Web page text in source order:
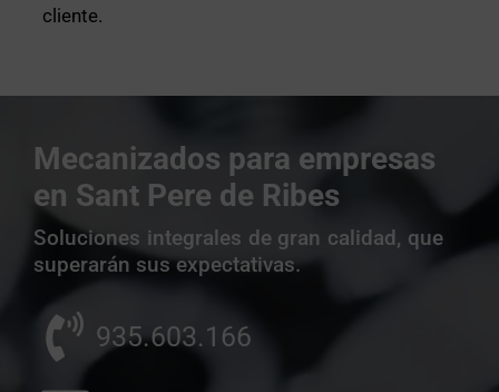
cliente.
Mecanizados para empresas
en Sant Pere de Ribes
Soluciones integrales de gran calidad, que
superarán sus expectativas.
935.603.166